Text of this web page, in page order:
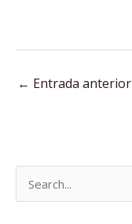
← Entrada anterior